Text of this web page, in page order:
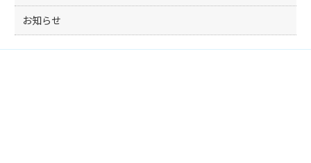
お知らせ